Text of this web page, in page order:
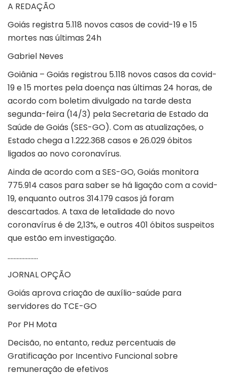
A REDAÇÃO
Goiás registra 5.118 novos casos de covid-19 e 15
mortes nas últimas 24h
Gabriel Neves
Goiânia – Goiás registrou 5.118 novos casos da covid-
19 e 15 mortes pela doença nas últimas 24 horas, de
acordo com boletim divulgado na tarde desta
segunda-feira (14/3) pela Secretaria de Estado da
Saúde de Goiás (SES-GO). Com as atualizações, o
Estado chega a 1.222.368 casos e 26.029 óbitos
ligados ao novo coronavírus.
Ainda de acordo com a SES-GO, Goiás monitora
775.914 casos para saber se há ligação com a covid-
19, enquanto outros 314.179 casos já foram
descartados. A taxa de letalidade do novo
coronavírus é de 2,13%, e outros 401 óbitos suspeitos
que estão em investigação.
………………..
JORNAL OPÇÃO
Goiás aprova criação de auxílio-saúde para
servidores do TCE-GO
Por PH Mota
Decisão, no entanto, reduz percentuais de
Gratificação por Incentivo Funcional sobre
remuneração de efetivos